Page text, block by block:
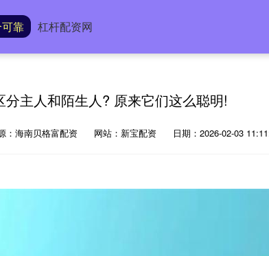
靠 杠杆配资网
主人和陌生人? 原来它们这么聪明!
：海南贝格富配资 网站：新宝配资 日期：2026-02-03